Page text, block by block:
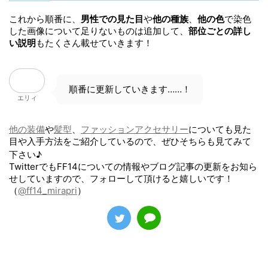
これから順番に、 男性での見た目や他の種族、 他の色で染色
した画像について足りないものは追加して、 部位ごとの詳し
い説明もたくさん載せていきます！
順番に更新していきます……！
他の装備や髪型 、ファッションアクセサリーについても見た
目や入手方法をご紹介しているので、ぜひそちらも見てみて
下さい♪
TwitterでもFF14についての情報やブログ記事の更新をお知ら
せしていますので、フォローして頂けると嬉しいです！